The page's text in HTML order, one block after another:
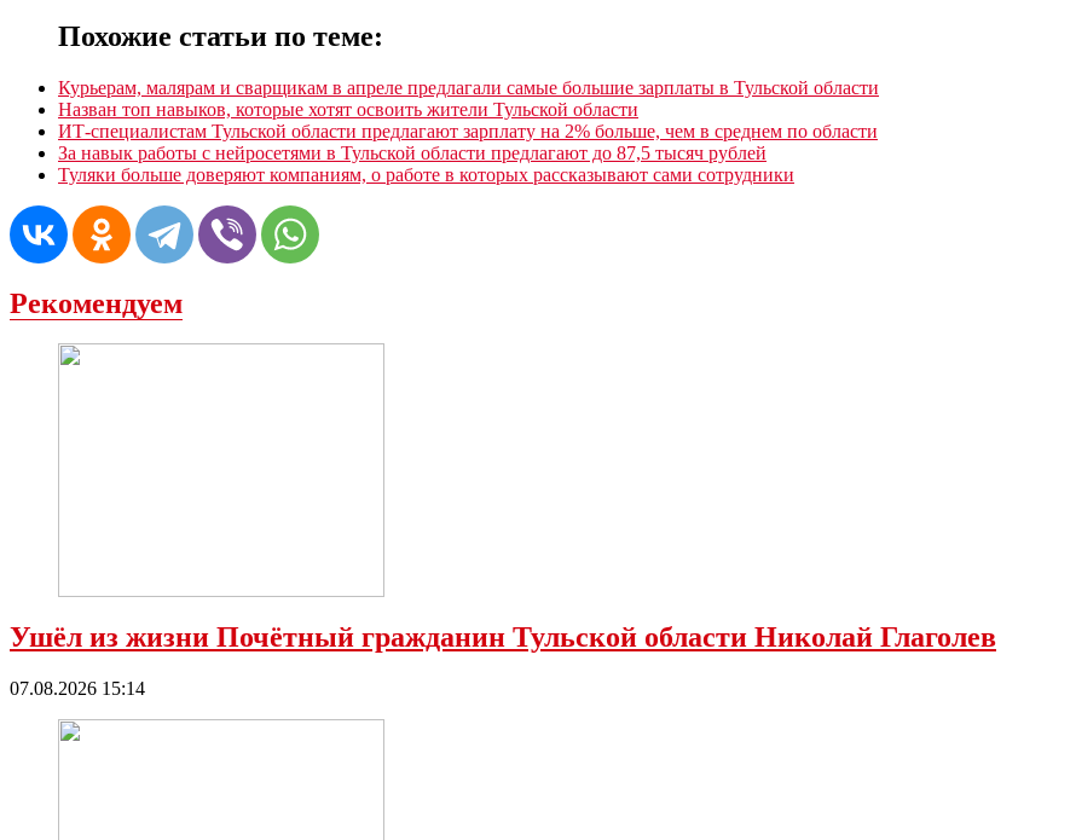
Похожие статьи по теме:
Курьерам, малярам и сварщикам в апреле предлагали самые большие зарплаты в Тульской области
Назван топ навыков, которые хотят освоить жители Тульской области
ИТ-специалистам Тульской области предлагают зарплату на 2% больше, чем в среднем по области
За навык работы с нейросетями в Тульской области предлагают до 87,5 тысяч рублей
Туляки больше доверяют компаниям, о работе в которых рассказывают сами сотрудники
Рекомендуем
Ушёл из жизни Почётный гражданин Тульской области Николай Глаголев
07.08.2026 15:14